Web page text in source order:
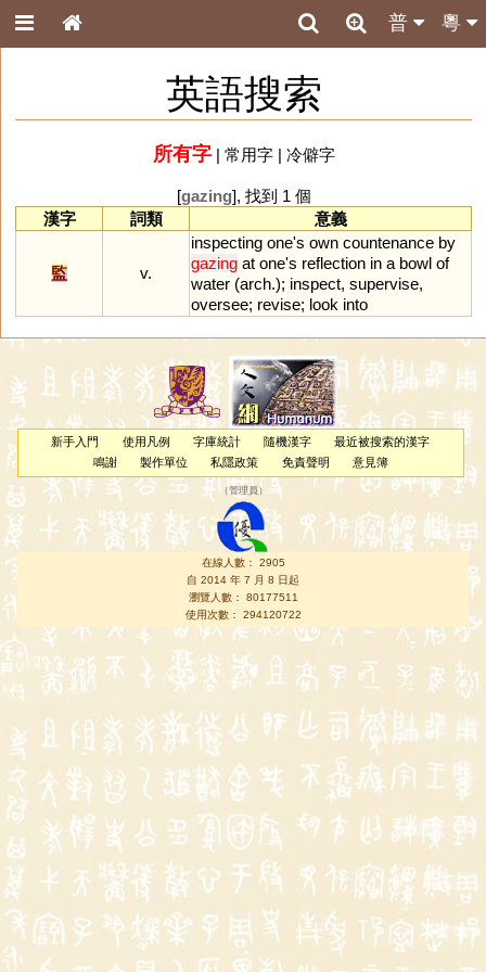
粵
普
英語搜索
所有字| 常用字| 冷僻字
[gazing], 找到 1 個
漢字
詞類 意義
監 v.
inspecting one's own countenance by
gazing at one's reflection in a bowl of
water (arch.); inspect, supervise,
oversee; revise; look into
新手入門 使用凡例 字庫統計 隨機漢字
最近被搜索的漢字
鳴謝
製作單位 私隱政策 免責聲明 意見簿
（管理員 ）
在線人數： 2905
自 2014 年 7 月 8 日起
瀏覽人數： 80177511
使用次數： 294120722